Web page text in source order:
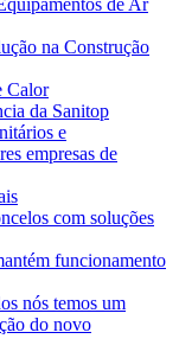
de Ar
na Construção
Calor
da Sanitop
e
empresas de
com soluções
funcionamento
nós temos um
do novo